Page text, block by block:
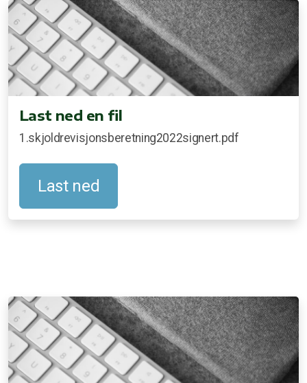
Last ned en fil
1.skjoldrevisjonsberetning2022signert.pdf
Last ned